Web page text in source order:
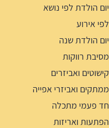
יום הולדת לפי נושא
לפי אירוע
יום הולדת שנה
מסיבת רווקות
קישוטים ואביזרים
ממתקים ואביזרי אפייה
חד פעמי מתכלה
הפתעות ואריזות